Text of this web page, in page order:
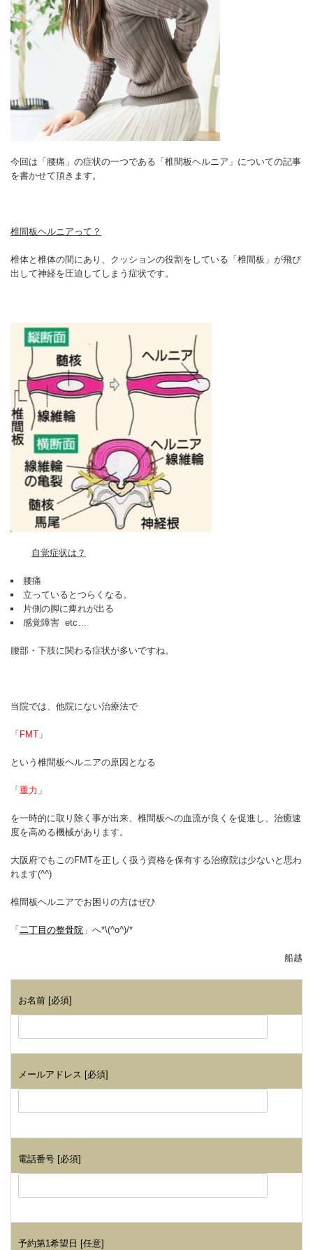
今回は「腰痛」の症状の一つである「椎間板ヘルニア」についての記事
を書かせて頂きます。
椎間板ヘルニアって？
椎体と椎体の間にあり、クッションの役割をしている「椎間板」が飛び
出して神経を圧迫してしまう症状です。
自覚症状は？
腰痛
立っているとつらくなる。
片側の脚に痺れが出る
感覚障害 etc…
腰部・下肢に関わる症状が多いですね。
当院では、他院にない治療法で
「 FMT 」
という椎間板ヘルニアの原因となる
「 重力 」
を一時的に取り除く事が出来、椎間板への血流が良くを促進し、治癒速
度を高める機械があります。
大阪府でもこのFMTを正しく扱う資格を保有する治療院は少ないと思わ
れます(^^)
椎間板ヘルニアでお困りの方はぜひ
「 二丁目の整骨院 」へ*\(^o^)/*
船越
お名前 [必須]
メールアドレス [必須]
電話番号 [必須]
予約第1希望日 [任意]